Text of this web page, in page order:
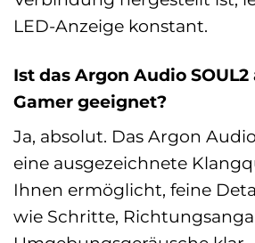
LED-Anzeige konstant.
Ist das Argon Audio
Gamer geeignet?
Ja, absolut. Das Argon
eine ausgezeichnete
Ihnen ermöglicht, feine
wie Schritte,